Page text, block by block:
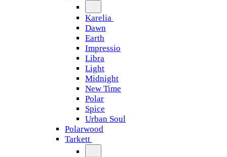
Karelia
Dawn
Earth
Impressio
Libra
Light
Midnight
New Time
Polar
Spice
Urban Soul
Polarwood
Tarkett